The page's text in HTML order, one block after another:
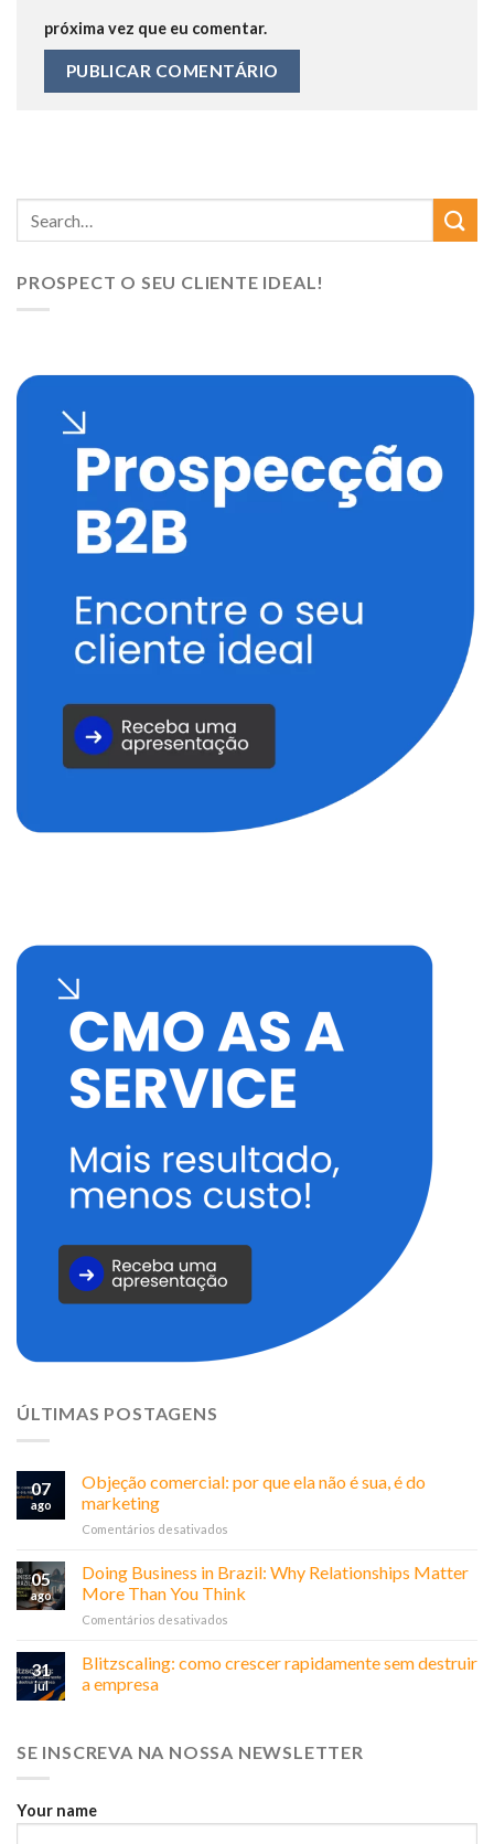
próxima vez que eu comentar.
PROSPECT O SEU CLIENTE IDEAL!
ÚLTIMAS POSTAGENS
07
ago
Objeção comercial: por que ela não é sua, é do
marketing
Comentários desativados
comercial:
por
que
é
05
ago
Doing Business in Brazil: Why Relationships Matter
More Than You Think
Comentários desativados
in
Matter
Think
31
jul
Blitzscaling: como crescer rapidamente sem destruir
a empresa
SE INSCREVA NA NOSSA NEWSLETTER
Your name